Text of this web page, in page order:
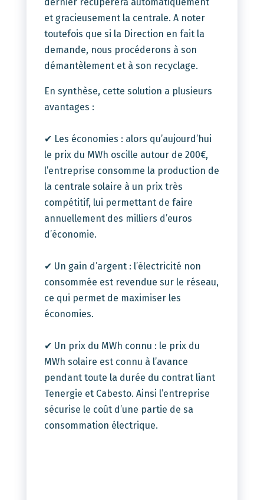
et gracieusement la centrale. A noter
toutefois que si la Direction en fait la
demande, nous procéderons à son
démantèlement et à son recyclage.
En synthèse, cette solution a plusieurs
avantages :
✔ Les économies : alors qu’aujourd’hui
le prix du MWh oscille autour de 200€,
l’entreprise consomme la production de
la centrale solaire à un prix très
compétitif, lui permettant de faire
annuellement des milliers d’euros
d’économie.
✔ Un gain d’argent : l’électricité non
consommée est revendue sur le réseau,
ce qui permet de maximiser les
économies.
✔ Un prix du MWh connu : le prix du
MWh solaire est connu à l’avance
pendant toute la durée du contrat liant
Tenergie et Cabesto. Ainsi l’entreprise
sécurise le coût d’une partie de sa
consommation électrique.